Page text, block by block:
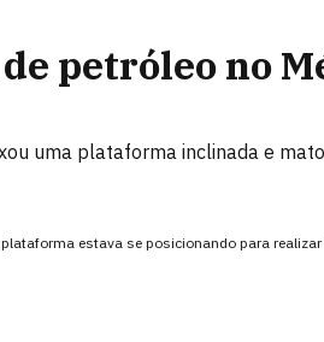
petróleo no
uma plataforma inclinada e
estava se posicionando para